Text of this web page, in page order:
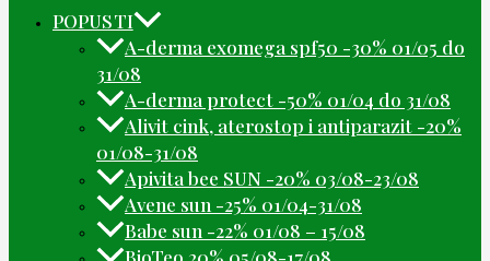
POPUSTI
A-derma exomega spf50 -30% 01/05 do
31/08
A-derma protect -50% 01/04 do 31/08
Alivit cink, aterostop i antiparazit -20%
01/08-31/08
Apivita bee SUN -20% 03/08-23/08
Avene sun -25% 01/04-31/08
Babe sun -22% 01/08 – 15/08